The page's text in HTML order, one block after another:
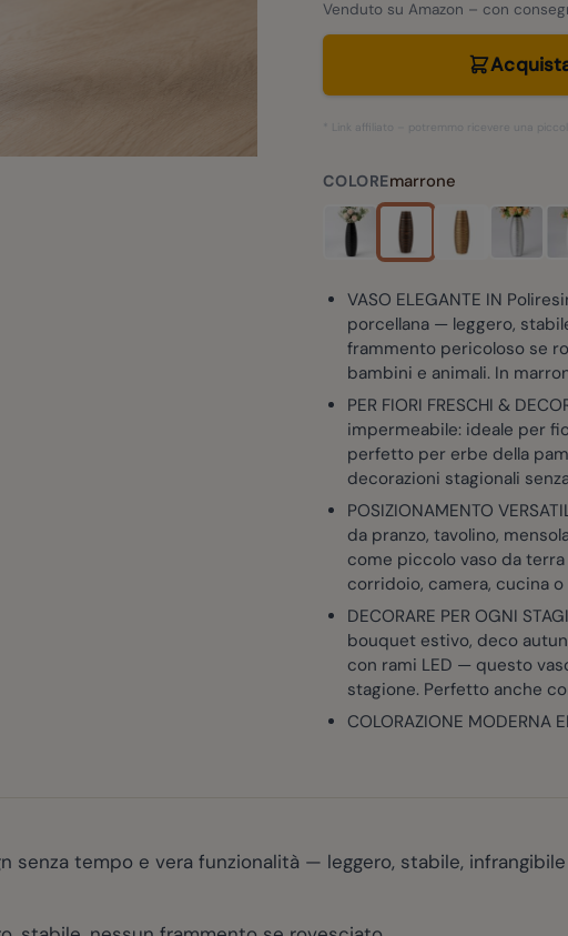
Venduto su Amazon – con
* Link affiliato – potremmo ricevere una
COLOREmarrone
VASO ELEGANTE IN
porcellana — leggero,
frammento pericoloso se
bambini e animali. In
PER FIORI FRESCHI &
impermeabile: ideale per
perfetto per erbe della
decorazioni stagionali
POSIZIONAMENTO
da pranzo, tavolino,
come piccolo vaso da
corridoio, camera, cucina
DECORARE PER OGNI
bouquet estivo, deco
con rami LED — questo
stagione. Perfetto anche
COLORAZIONE MODERNA
senza tempo e vera funzionalità — leggero, stabile,